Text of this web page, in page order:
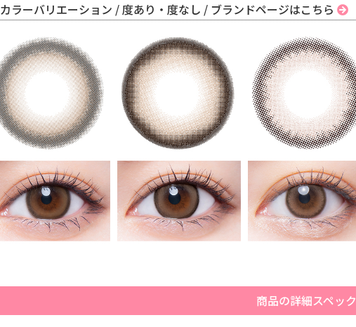
カラーバリエーション / 度あり・度なし / ブランドページはこちら
商品の詳細スペック